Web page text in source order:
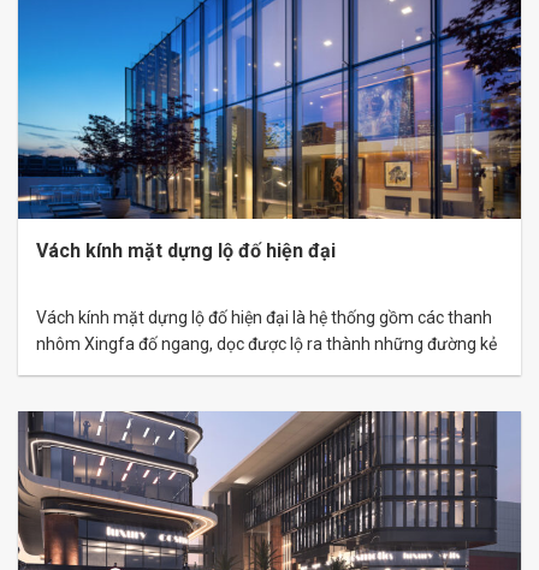
Vách kính mặt dựng lộ đố hiện đại
Vách kính mặt dựng lộ đố hiện đại là hệ thống gồm các thanh
nhôm Xingfa đố ngang, dọc được lộ ra thành những đường kẻ
kính mặt…